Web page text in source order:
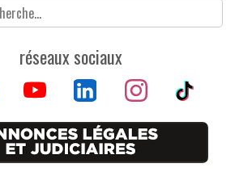
réseaux sociaux